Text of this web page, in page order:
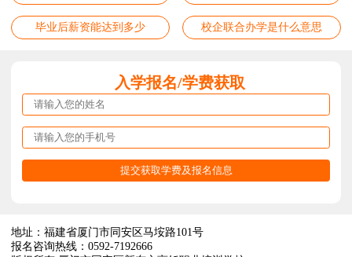
毕业后薪资能达到多少 校企联合办学是什么意思
入学报名/学费获取
地址：福建省厦门市同安区马垵路101号
报名咨询热线：0592-7192666